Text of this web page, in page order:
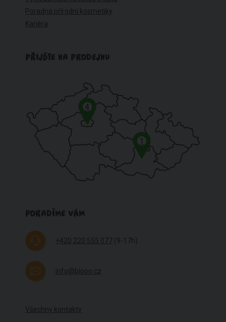
Poradna přírodní kosmetiky
Kariéra
PŘIJĎTE NA PRODEJNU
1
4
PORADÍME VÁM
+420 220 555 077 (9-17h)
info@biooo.cz
Všechny kontakty